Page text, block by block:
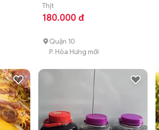
Thịt
180.000 đ
Quận 10
P. Hòa Hưng mới